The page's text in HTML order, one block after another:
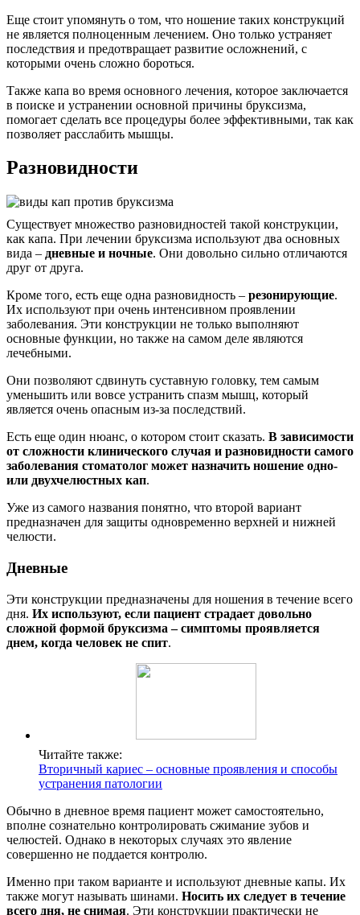
Еще стоит упомянуть о том, что ношение таких конструкций
не является полноценным лечением. Оно только устраняет
последствия и предотвращает развитие осложнений, с
которыми очень сложно бороться.
Также капа во время основного лечения, которое заключается
в поиске и устранении основной причины бруксизма,
помогает сделать все процедуры более эффективными, так как
позволяет расслабить мышцы.
Разновидности
Существует множество разновидностей такой конструкции,
как капа. При лечении бруксизма используют два основных
вида – дневные и ночные. Они довольно сильно отличаются
друг от друга.
Кроме того, есть еще одна разновидность – резонирующие.
Их используют при очень интенсивном проявлении
заболевания. Эти конструкции не только выполняют
основные функции, но также на самом деле являются
лечебными.
Они позволяют сдвинуть суставную головку, тем самым
уменьшить или вовсе устранить спазм мышц, который
является очень опасным из-за последствий.
Есть еще один нюанс, о котором стоит сказать. В зависимости
от сложности клинического случая и разновидности самого
заболевания стоматолог может назначить ношение одно-
или двухчелюстных кап.
Уже из самого названия понятно, что второй вариант
предназначен для защиты одновременно верхней и нижней
челюсти.
Дневные
Эти конструкции предназначены для ношения в течение всего
дня. Их используют, если пациент страдает довольно
сложной формой бруксизма – симптомы проявляется
днем, когда человек не спит.
Читайте также:
Вторичный кариес – основные проявления и способы
устранения патологии
Обычно в дневное время пациент может самостоятельно,
вполне сознательно контролировать сжимание зубов и
челюстей. Однако в некоторых случаях это явление
совершенно не поддается контролю.
Именно при таком варианте и используют дневные капы. Их
также могут называть шинами. Носить их следует в течение
всего дня, не снимая. Эти конструкции практически не